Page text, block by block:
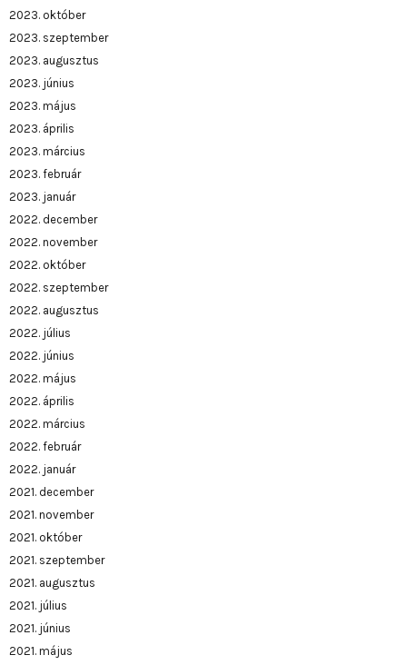
2023. október
2023. szeptember
2023. augusztus
2023. június
2023. május
2023. április
2023. március
2023. február
2023. január
2022. december
2022. november
2022. október
2022. szeptember
2022. augusztus
2022. július
2022. június
2022. május
2022. április
2022. március
2022. február
2022. január
2021. december
2021. november
2021. október
2021. szeptember
2021. augusztus
2021. július
2021. június
2021. május